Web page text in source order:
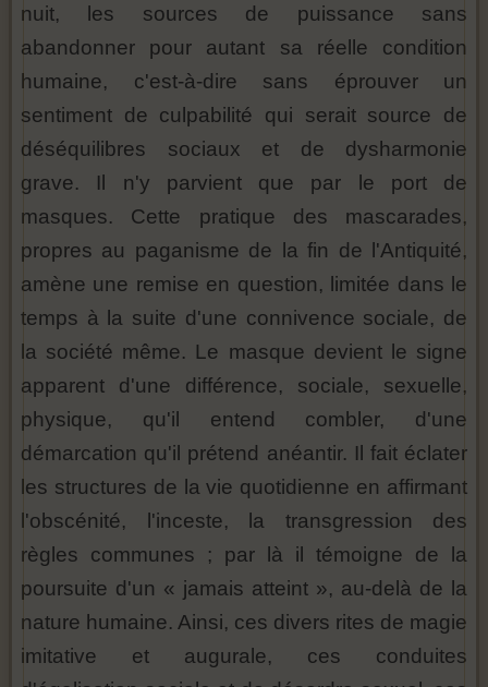
nuit, les sources de puissance sans
abandonner pour autant sa réelle condition
humaine, c'est-à-dire sans éprouver un
sentiment de culpabilité qui serait source de
déséquilibres sociaux et de dysharmonie
grave. Il n'y parvient que par le port de
masques. Cette pratique des mascarades,
propres au paganisme de la fin de l'Antiquité,
amène une remise en question, limitée dans le
temps à la suite d'une connivence sociale, de
la société même. Le masque devient le signe
apparent d'une différence, sociale, sexuelle,
physique, qu'il entend combler, d'une
démarcation qu'il prétend anéantir. Il fait éclater
les structures de la vie quotidienne en affirmant
l'obscénité, l'inceste, la transgression des
règles communes ; par là il témoigne de la
poursuite d'un « jamais atteint », au-delà de la
nature humaine. Ainsi, ces divers rites de magie
imitative et augurale, ces conduites